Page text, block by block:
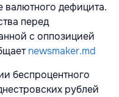
валютного дефицита.
перед
с оппозицией
newsmaker.md
беспроцентного
рублей